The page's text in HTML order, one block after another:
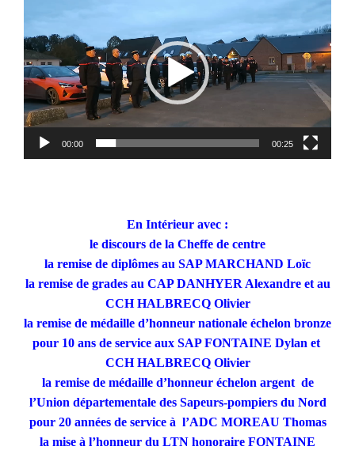
00:00 00:25
En Intérieur avec :
le discours de la Cheffe de centre
la remise de diplômes au SAP MARCHAND Loïc
la remise de grades au CAP DANHYER Alexandre et au
CCH HALBRECQ Olivier
la remise de médaille d’honneur nationale échelon bronze
pour 10 ans de service aux SAP FONTAINE Dylan et
CCH HALBRECQ Olivier
la remise de médaille d’honneur échelon argent de
l’Union départementale des Sapeurs-pompiers du Nord
pour 20 années de service à l’ADC MOREAU Thomas
la mise à l’honneur du LTN honoraire FONTAINE